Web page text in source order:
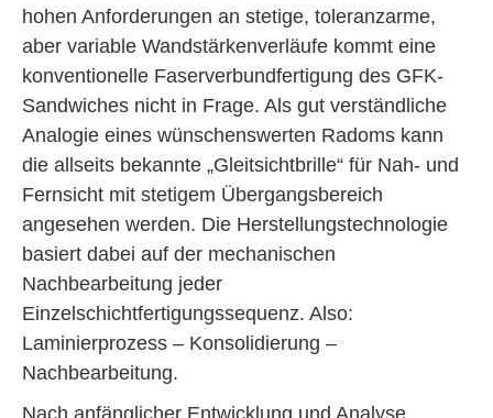
hohen Anforderungen an stetige, toleranzarme,
aber variable Wandstärkenverläufe kommt eine
konventionelle Faserverbundfertigung des GFK-
Sandwiches nicht in Frage. Als gut verständliche
Analogie eines wünschenswerten Radoms kann
die allseits bekannte „Gleitsichtbrille“ für Nah- und
Fernsicht mit stetigem Übergangsbereich
angesehen werden. Die Herstellungstechnologie
basiert dabei auf der mechanischen
Nachbearbeitung jeder
Einzelschichtfertigungssequenz. Also:
Laminierprozess – Konsolidierung –
Nachbearbeitung.